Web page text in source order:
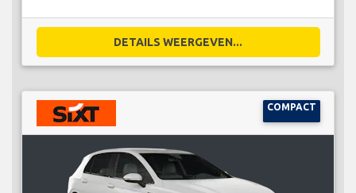
DETAILS WEERGEVEN...
COMPACT